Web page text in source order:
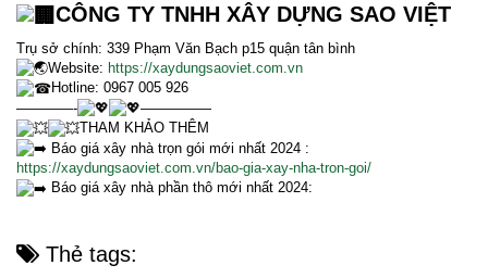
CÔNG TY TNHH XÂY DỰNG SAO VIỆT
Trụ sở chính: 339 Phạm Văn Bạch p15 quận tân bình
Website: https://xaydungsaoviet.com.vn
Hotline: 0967 005 926
————-
—————
THAM KHẢO THÊM
Báo giá xây nhà trọn gói mới nhất 2024 :
https://xaydungsaoviet.com.vn/bao-gia-xay-nha-tron-goi/
Báo giá xây nhà phần thô mới nhất 2024:
Thẻ tags: